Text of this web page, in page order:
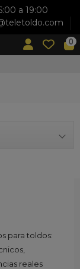
a 19:00
0
para toldos:
reales